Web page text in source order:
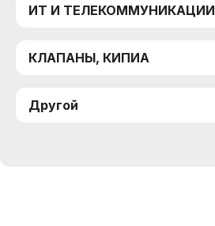
ИТ И ТЕЛЕКОММУНИКАЦИИ
КЛАПАНЫ, КИПИА
Другой